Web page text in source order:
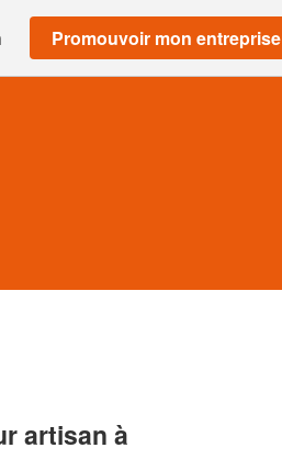
Promouvoir mon entreprise
artisan à